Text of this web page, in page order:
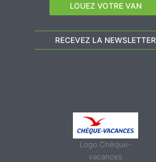
LOUEZ VOTRE VAN
RECEVEZ LA NEWSLETTER
Logo Chèque-
vacances